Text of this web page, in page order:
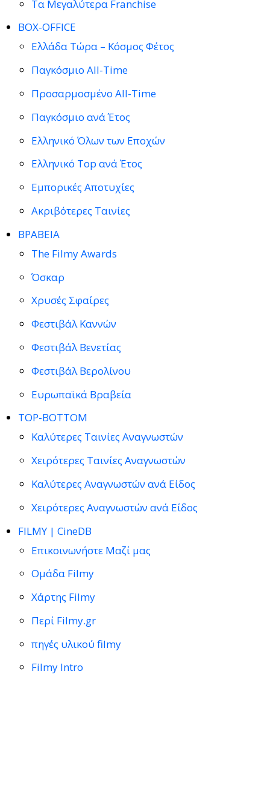
Τα Μεγαλύτερα Franchise
BOX-OFFICE
Ελλάδα Τώρα – Κόσμος Φέτος
Παγκόσμιο All-Time
Προσαρμοσμένο All-Time
Παγκόσμιο ανά Έτος
Ελληνικό Όλων των Εποχών
Ελληνικό Top ανά Έτος
Εμπορικές Αποτυχίες
Ακριβότερες Ταινίες
ΒΡΑΒΕΙΑ
The Filmy Awards
Όσκαρ
Χρυσές Σφαίρες
Φεστιβάλ Καννών
Φεστιβάλ Βενετίας
Φεστιβάλ Βερολίνου
Ευρωπαϊκά Βραβεία
TOP-BOTTOM
Καλύτερες Ταινίες Αναγνωστών
Χειρότερες Ταινίες Αναγνωστών
Καλύτερες Αναγνωστών ανά Είδος
Χειρότερες Αναγνωστών ανά Είδος
FILMY | CineDB
Επικοινωνήστε Μαζί μας
Ομάδα Filmy
Χάρτης Filmy
Περί Filmy.gr
πηγές υλικού filmy
Filmy Intro